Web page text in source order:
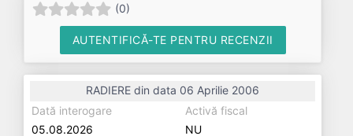
(0)
AUTENTIFICĂ-TE PENTRU RECENZII
RADIERE din data 06 Aprilie 2006
Dată interogare
05.08.2026
Activă fiscal
NU